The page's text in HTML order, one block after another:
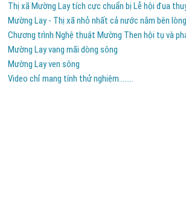
Thị xã Mường Lay tích cực chuẩn bị Lễ hội đua
Mường Lay - Thị xã nhỏ nhất cả nước nằm bên
Chương trình Nghệ thuật Mường Then hội tụ và
Mường Lay vang mãi dòng sông
Mường Lay ven sông
Video chỉ mang tính thử nghiệm........